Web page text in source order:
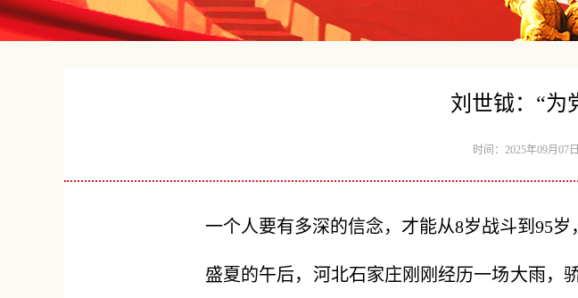
刘世钺：“为
时间：2025年09月07
一个人要有多深的信念，才能从8岁战斗到95岁
盛夏的午后，河北石家庄刚刚经历一场大雨，